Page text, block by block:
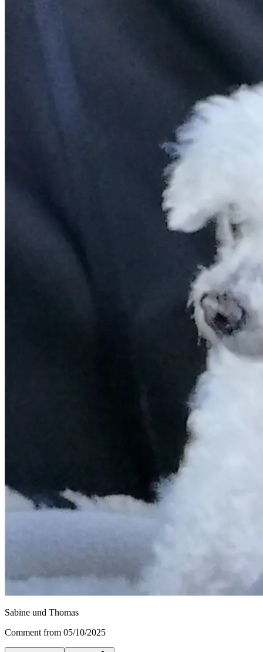
Sabine und Thomas
Comment from 05/10/2025